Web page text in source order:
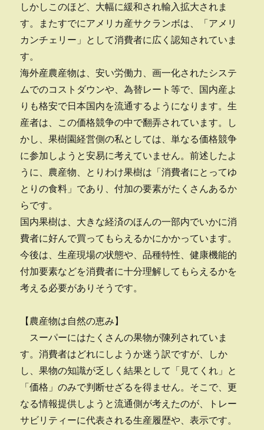
しかしこのほど、大幅に緩和され輸入拡大されま
す。またすでにアメリカ産サクランボは、「アメリ
カンチェリー」として消費者に広く認知されていま
す。
海外産農産物は、安い労働力、画一化されたシステ
ムでのコストダウンや、為替レート等で、国内産よ
りも格安で日本国内を流通するようになります。生
産者は、この価格競争の中で翻弄されています。し
かし、果樹園経営側の私としては、単なる価格競争
に参加しようと安易に考えていません。前述したよ
うに、農産物、とりわけ果樹は「消費者にとってゆ
とりの食料」であり、付加の要素がたくさんあるか
らです。
国内果樹は、大きな経済のほんの一部内でいかに消
費者に好んで買ってもらえるかにかかっています。
今後は、生産現場の状態や、品種特性、健康機能的
付加要素などを消費者に十分理解してもらえるかを
考える必要がありそうです。
【農産物は自然の恵み】
スーパーにはたくさんの果物が陳列されていま
す。消費者はどれにしようか迷う訳ですが、しか
し、果物の知識が乏しく結果として「見てくれ」と
「価格」のみで判断せざるを得ません。そこで、更
なる情報提供しようと流通側が考えたのが、トレー
サビリティーに代表される生産履歴や、表示です。